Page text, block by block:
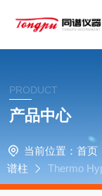
PRODUCT
产品中心
当前位置： 首页
谱柱
Thermo